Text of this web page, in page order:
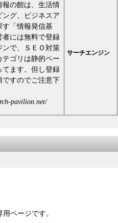
報の館は、生活情
グ、ビジネスア
す「情報発信基
者には無料で登録
ンで、ＳＥＯ対策
テゴリは静的ペー
てます。但し登録
ですのでご注意下
pavilion.net/
サーチエンジン
ページです。